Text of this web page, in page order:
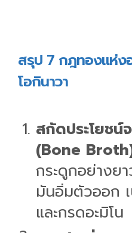
สรุป 7 กฎทองแห่ง
โอกินาวา
สกัดประโยชน์
(Bone
กระดูกอย่างย
มันอิ่มตัวออก
และกรดอะมิโน